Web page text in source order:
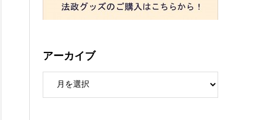
アーカイブ